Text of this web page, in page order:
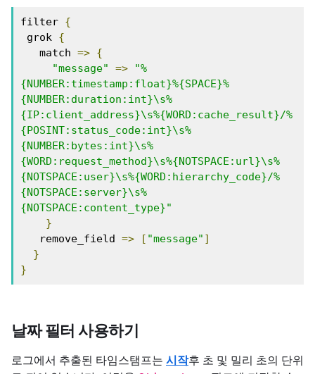
filter {
grok {
   match
=> {
"message"
=>
"%
{NUMBER:timestamp:float}%{SPACE}%
{NUMBER:duration:int}\s%
{IP:client_address}\s%{WORD:cache_result}/%
{POSINT:status_code:int}\s%
{NUMBER:bytes:int}\s%
{WORD:request_method}\s%{NOTSPACE:url}\s%
{NOTSPACE:user}\s%{WORD:hierarchy_code}/%
{NOTSPACE:server}\s%
{NOTSPACE:content_type}"
}
   remove_field
=> [ "message" ]
}
}
날짜 필터 사용하기
로그에서 추출된 타임스탬프는 시작후 초 및 밀리 초의 단위